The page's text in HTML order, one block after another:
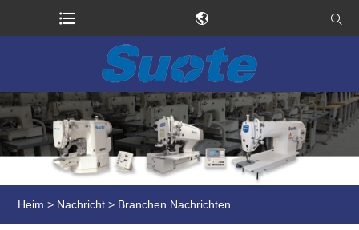
Heim > Nachricht > Branchen Nachrichten